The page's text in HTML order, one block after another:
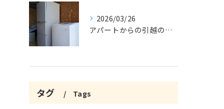
2026/03/26
アパートからの引越の不用品回収
タグ Tags